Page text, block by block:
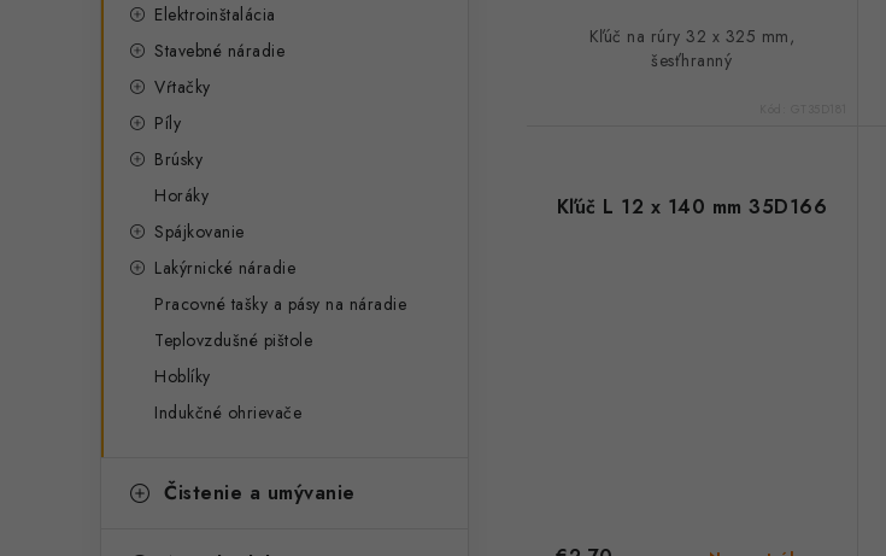
Elektroinštalácia
Stavebné náradie
Vŕtačky
Píly
Brúsky
Horáky
Spájkovanie
Lakýrnické náradie
Pracovné tašky a pásy na náradie
Teplovzdušné pištole
Hoblíky
Indukčné ohrievače
Čistenie a umývanie
Kľúč na rúry 32 x 325 mm,
šesťhranný
Kľúč L 12 x 140 mm 35D166